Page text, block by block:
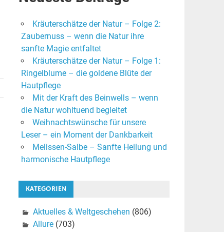
Kräuterschätze der Natur – Folge 2:
Zaubernuss – wenn die Natur ihre
sanfte Magie entfaltet
Kräuterschätze der Natur – Folge 1:
Ringelblume – die goldene Blüte der
Hautpflege
Mit der Kraft des Beinwells – wenn
die Natur wohltuend begleitet
Weihnachtswünsche für unsere
Leser – ein Moment der Dankbarkeit
Melissen-Salbe – Sanfte Heilung und
harmonische Hautpflege
KATEGORIEN
Aktuelles & Weltgeschehen (806)
Allure(703)